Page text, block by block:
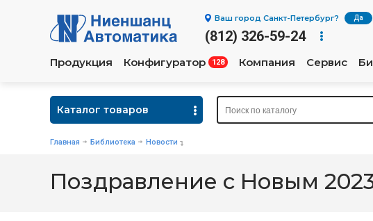
Ваш город Санкт-Петербург? Да
(812) 326-59-24
Продукция Конфигуратор 128 Компания Сервис
Каталог товаров
Главная Библиотека Новости
Поздравление с Новым